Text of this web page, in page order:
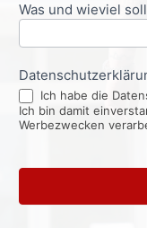
Was und wieviel
Ich habe die
Ich bin damit
Werbezwecken